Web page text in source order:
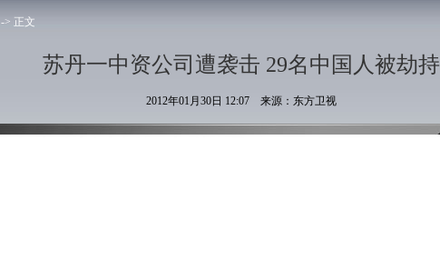
-> 正文
苏丹一中资公司遭袭击 29名中国人被劫持
2012年01月30日 12:07 来源：东方卫视